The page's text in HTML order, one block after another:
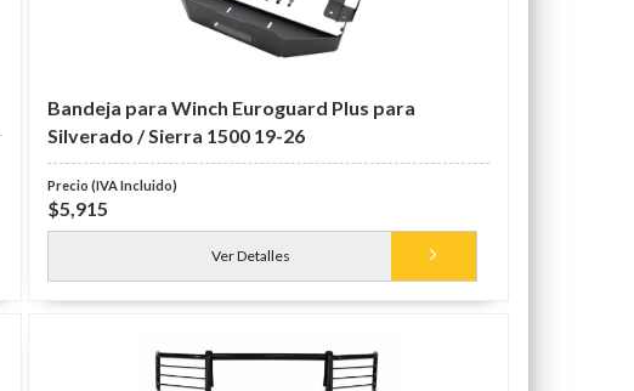
Bandeja para Winch Euroguard Plus para
Silverado / Sierra 1500 19-26
$5,915
Ver Detalles